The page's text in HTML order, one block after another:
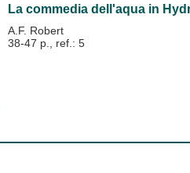
La commedia dell'aqua in
A.F. Robert
38-47 p., ref.: 5